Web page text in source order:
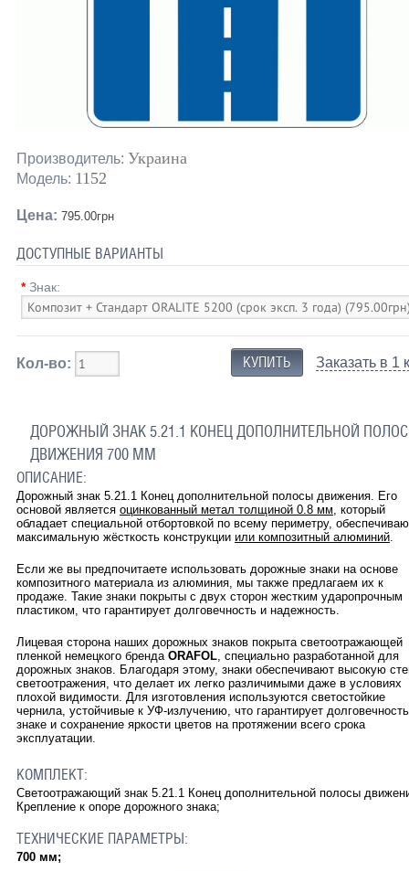
Производитель: Украина
Модель: 1152
Цена: 795.00грн
ДОСТУПНЫЕ ВАРИАНТЫ
* Знак:
Кол-во: Заказать в 1
ДОРОЖНЫЙ ЗНАК 5.21.1 КОНЕЦ ДОПОЛНИТЕЛЬНОЙ
ДВИЖЕНИЯ 700 ММ
ОПИСАНИЕ:
Дорожный знак 5.21.1 Конец дополнительной полосы движения. Его
основой является оцинкованный метал толщиной 0.8 мм, который
обладает специальной отбортовкой по всему периметру,
максимальную жёсткость конструкции или композитный алюминий.
Если же вы предпочитаете использовать дорожные знаки на основе
композитного материала из алюминия, мы также предлагаем их к
продаже. Такие знаки покрыты с двух сторон жестким ударопрочным
пластиком, что гарантирует долговечность и надежность.
Лицевая сторона наших дорожных знаков покрыта светоотражающей
пленкой немецкого бренда ORAFOL, специально разработанной для
дорожных знаков. Благодаря этому, знаки обеспечивают высокую
светоотражения, что делает их легко различимыми даже в условиях
плохой видимости. Для изготовления используются светостойкие
чернила, устойчивые к УФ-излучению, что гарантирует
знаке и сохранение яркости цветов на протяжении всего срока
эксплуатации.
КОМПЛЕКТ:
Светоотражающий знак 5.21.1 Конец дополнительной полосы
Крепление к опоре дорожного знака;
ТЕХНИЧЕСКИЕ ПАРАМЕТРЫ:
700 мм;